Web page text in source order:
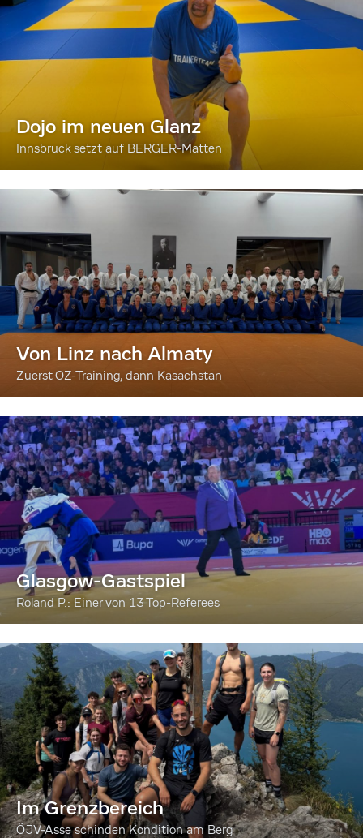
Dojo im neuen Glanz
Innsbruck setzt auf BERGER-Matten
Von Linz nach Almaty
Zuerst OZ-Training, dann Kasachstan
Glasgow-Gastspiel
Roland P.: Einer von 13 Top-Referees
Im Grenzbereich
ÖJV-Asse schinden Kondition am Berg